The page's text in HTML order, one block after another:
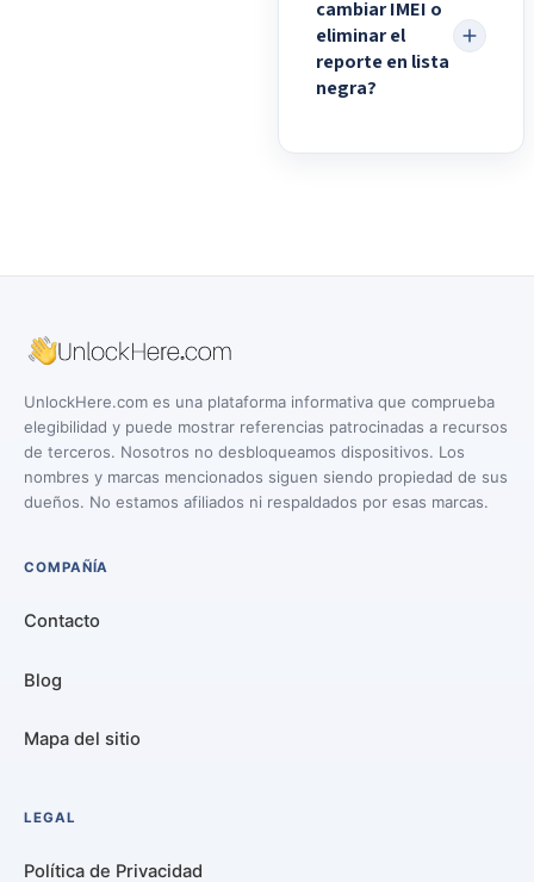
cambiar IMEI o
eliminar el
reporte en lista
negra?
UnlockHere.com es una plataforma informativa que comprueba
elegibilidad y puede mostrar referencias patrocinadas a recursos
de terceros. Nosotros no desbloqueamos dispositivos. Los
nombres y marcas mencionados siguen siendo propiedad de sus
dueños. No estamos afiliados ni respaldados por esas marcas.
COMPAÑÍA
Contacto
Blog
Mapa del sitio
LEGAL
Política de Privacidad